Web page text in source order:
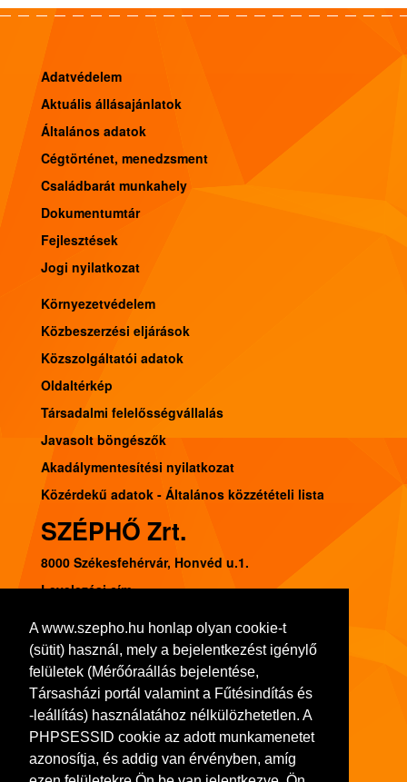
A www.szepho.hu honlap olyan cookie-t
(sütit) használ, mely a bejelentkezést igénylő
felületek (Mérőóraállás bejelentése,
Társasházi portál valamint a Fűtésindítás és
-leállítás) használatához nélkülözhetetlen. A
PHPSESSID cookie az adott munkamenetet
azonosítja, és addig van érvényben, amíg
Adatvédelem
Aktuális állásajánlatok
Általános adatok
Cégtörténet, menedzsment
Családbarát munkahely
Dokumentumtár
Fejlesztések
Jogi nyilatkozat
Környezetvédelem
Közbeszerzési eljárások
Közszolgáltatói adatok
Oldaltérkép
Társadalmi felelősségvállalás
Javasolt böngészők
Akadálymentesítési nyilatkozat
Közérdekű adatok - Általános közzétételi lista
SZÉPHŐ Zrt.
8000 Székesfehérvár, Honvéd u.1.
Levelezési cím:
Tel.: (22) 541-300, Fax: (22) 314-252
Adószám: 11103413-2-07
Bankszámlaszám: 10918001-00000036-72480008
Cégjegyzék szám: 07-10-001064